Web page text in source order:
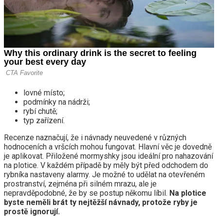
lovné místo;
podmínky na nádrži;
rybí chutě;
typ zařízení.
Recenze naznačují, že i návnady neuvedené v různých
hodnoceních a vršcích mohou fungovat. Hlavní věc je dovedně
je aplikovat. Přiložené mormyshky jsou ideální pro nahazování
na plotice. V každém případě by měly být před odchodem do
rybníka nastaveny alarmy. Je možné to udělat na otevřeném
prostranství, zejména při silném mrazu, ale je
nepravděpodobné, že by se postup někomu líbil. Na plotice
byste neměli brát ty nejtěžší návnady, protože ryby je
prostě ignorují.